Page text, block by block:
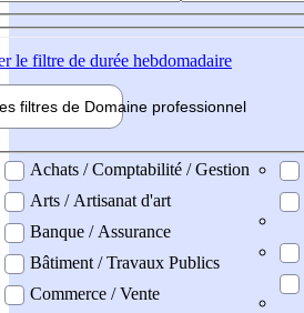
le filtre de durée hebdomadaire
filtres de Domaine professionnel
professionel
Achats / Comptabilité / Gestion
Arts / Artisanat d'art
Banque / Assurance
Bâtiment / Travaux Publics
Commerce / Vente